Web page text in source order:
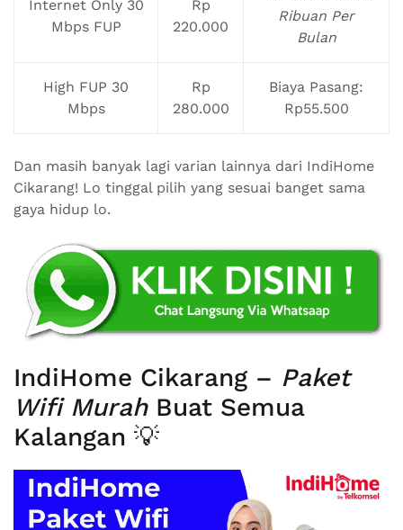
Internet Only 30
Mbps FUP
Rp
220.000
Ribuan Per
Bulan
High FUP 30
Mbps
Rp
280.000
Biaya Pasang:
Rp55.500
Dan masih banyak lagi varian lainnya dari IndiHome
Cikarang! Lo tinggal pilih yang sesuai banget sama
gaya hidup lo.
IndiHome Cikarang – Paket
Wifi MurahBuat Semua
Kalangan 💡